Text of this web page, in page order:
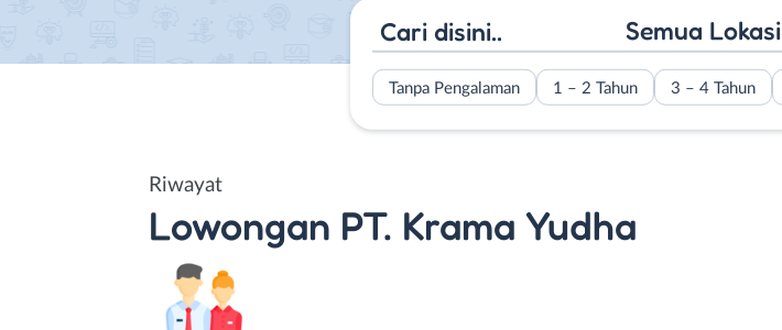
Semua Lokasi
Tanpa Pengalaman 1 – 2 Tahun 3 – 4 Tahun
Riwayat
Lowongan PT. Krama Yudha